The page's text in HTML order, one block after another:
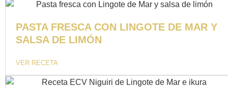
PASTA FRESCA CON LINGOTE DE MAR Y
SALSA DE LIMÓN
VER RECETA